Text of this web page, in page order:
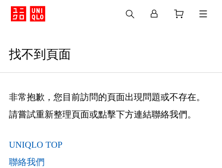
找不到頁面
非常抱歉，您目前訪問的頁面出現問題或不存在。
請嘗試重新整理頁面或點擊下方連結聯絡我們。
UNIQLO TOP
聯絡我們